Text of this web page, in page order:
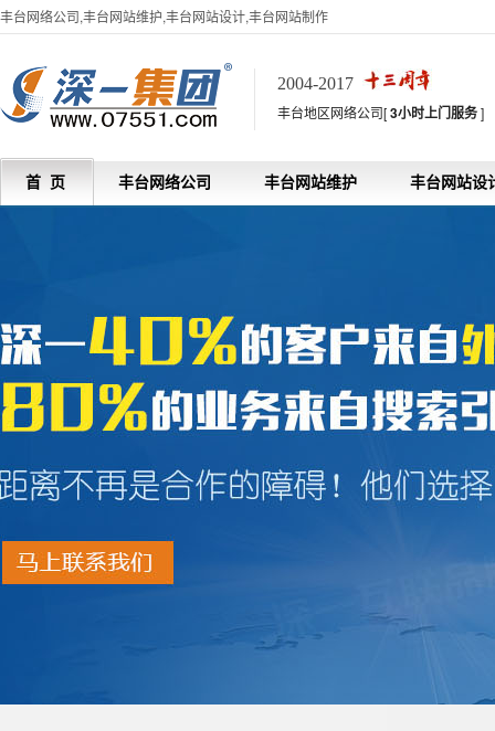
丰台网络公司,丰台网站维护,丰台网站设计,丰台网站制作
2004-2017
丰台地区网络公司[3小时上门服务]
首 页 丰台网络公司 丰台网站维护 丰台网站设